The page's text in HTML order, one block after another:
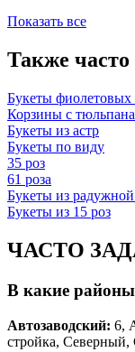
Показать все
Также
Букеты фиолетовых
Корзины с
Букеты из астр
Букеты по виду
35 роз
61 роза
Букеты из
Букеты из 15 роз
ЧАСТО
В какие районы
Автозаводский: 6,
стройка,